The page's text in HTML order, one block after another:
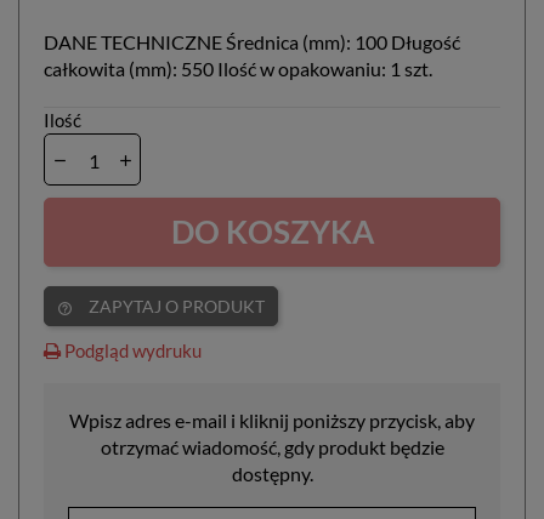
DANE TECHNICZNE Średnica (mm): 100 Długość
całkowita (mm): 550 Ilość w opakowaniu: 1 szt.
Ilość
DO KOSZYKA
help_outline ZAPYTAJ O PRODUKT
Podgląd wydruku
Wpisz adres e-mail i kliknij poniższy przycisk, aby
otrzymać wiadomość, gdy produkt będzie
dostępny.